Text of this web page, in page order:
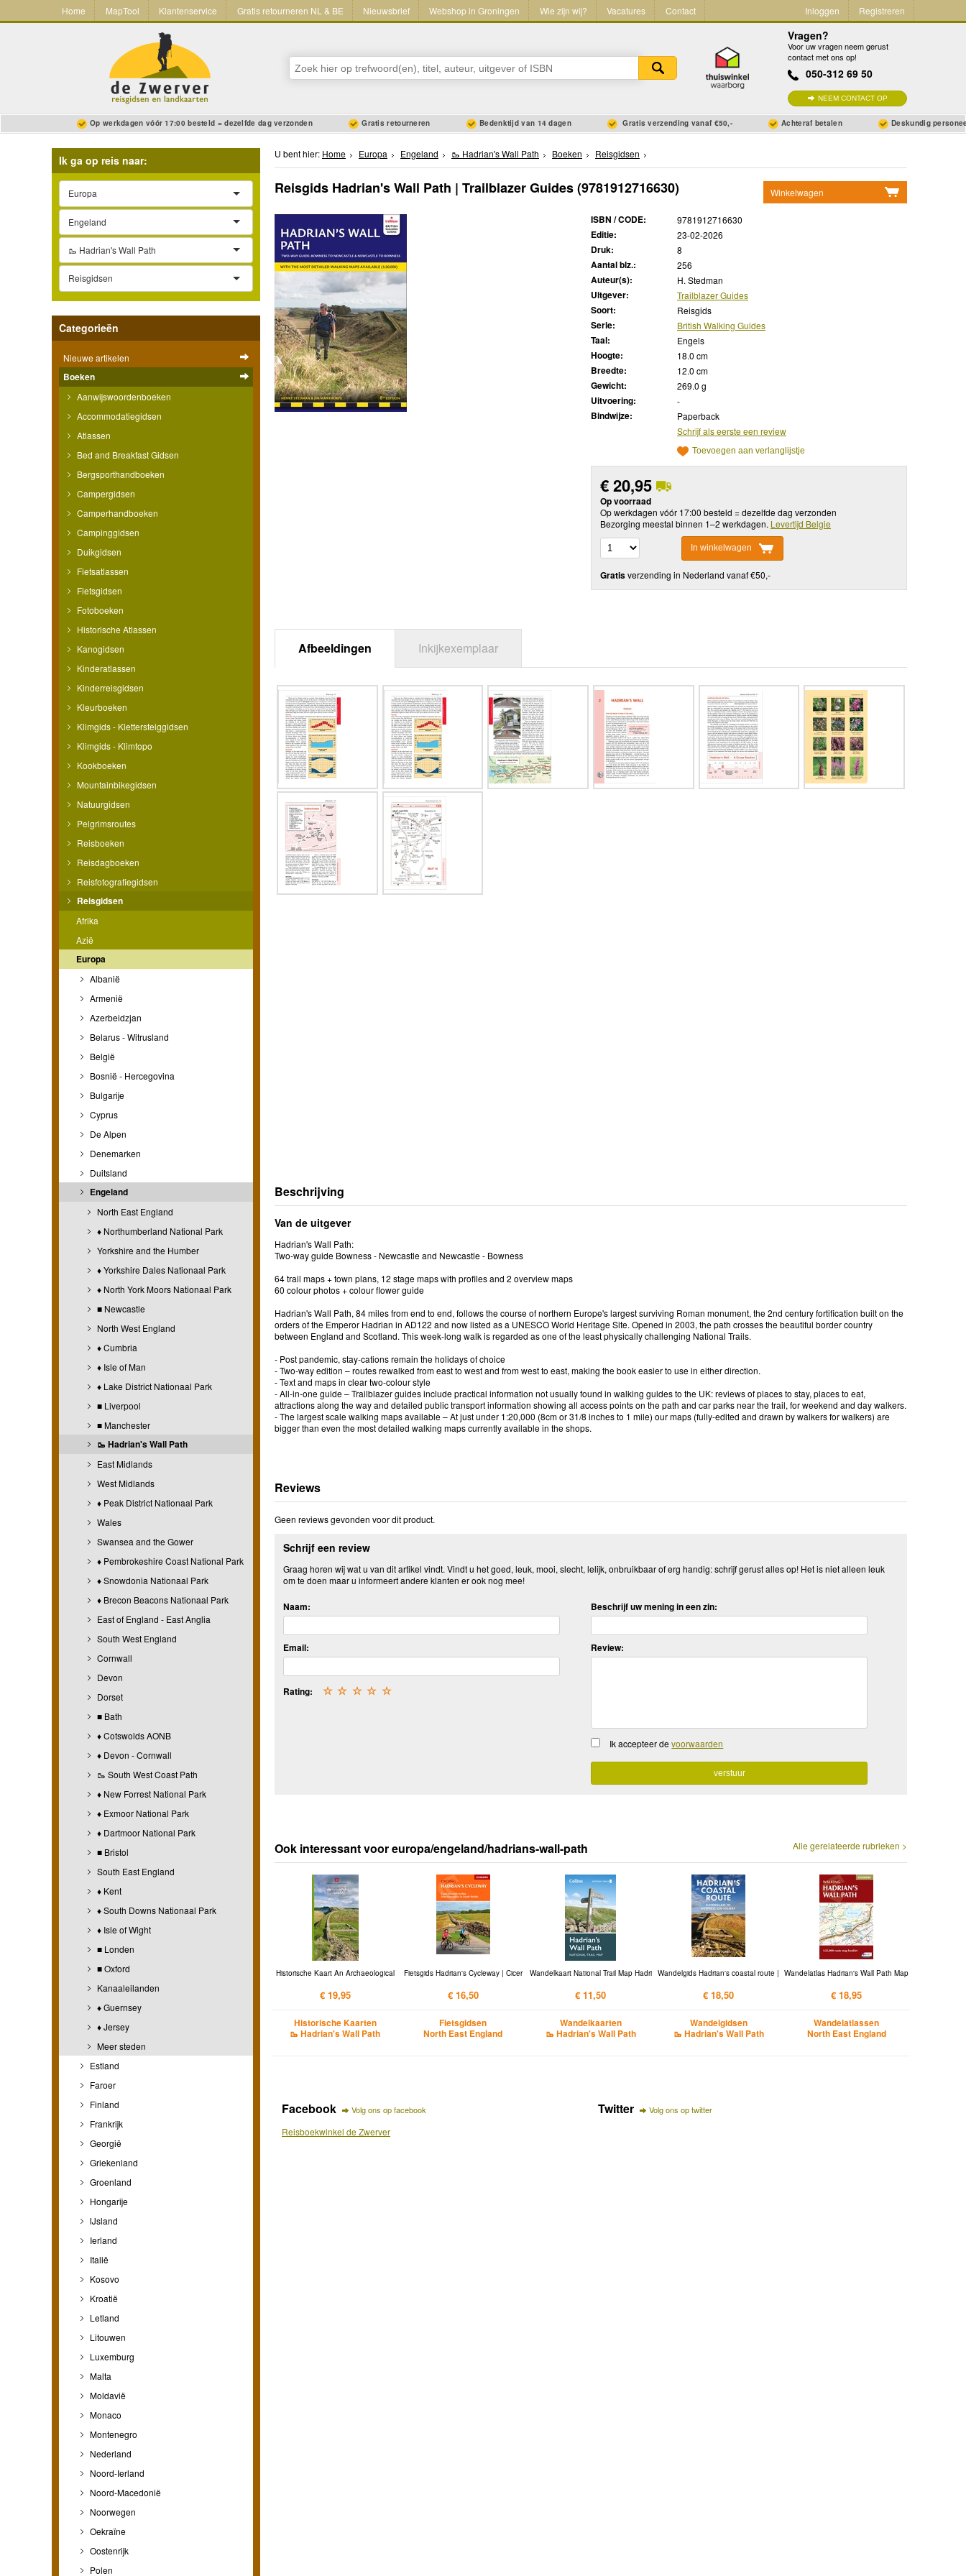
Home MapTool Klantenservice Gratis retourneren NL & BE Nieuwsbrief Webshop in Groningen Wie zijn wij? Vacatures Contact Inloggen Registreren
Vragen?
Voor uw vragen neem gerust
contact met ons op!
050-312 69 50
NEEM CONTACT OP
Op werkdagen vóór 17:00 besteld = dezelfde dag verzonden Gratis retourneren Bedenktijd van 14 dagen Gratis verzending vanaf €50,- Achteraf betalen Deskundig
Ik ga op reis naar:
Europa
Engeland
🥾 Hadrian's Wall Path
Reisgidsen
Categorieën
Nieuwe artikelen
Boeken
Aanwijswoordenboeken
Accommodatiegidsen
Atlassen
Bed and Breakfast Gidsen
Bergsporthandboeken
Campergidsen
Camperhandboeken
Campinggidsen
Duikgidsen
Fietsatlassen
Fietsgidsen
Fotoboeken
Historische Atlassen
Kanogidsen
Kinderatlassen
Kinderreisgidsen
Kleurboeken
Klimgids - Klettersteiggidsen
Klimgids - Klimtopo
Kookboeken
Mountainbikegidsen
Natuurgidsen
Pelgrimsroutes
Reisboeken
Reisdagboeken
Reisfotografiegidsen
Reisgidsen
Afrika
Azië
Europa
Albanië
Armenië
Azerbeidzjan
Belarus - Witrusland
België
Bosnië - Hercegovina
Bulgarije
Cyprus
De Alpen
Denemarken
Duitsland
Engeland
North East England
♦ Northumberland National Park
Yorkshire and the Humber
♦ Yorkshire Dales Nationaal Park
♦ North York Moors Nationaal Park
■ Newcastle
North West England
♦ Cumbria
♦ Isle of Man
♦ Lake District Nationaal Park
■ Liverpool
■ Manchester
🥾 Hadrian's Wall Path
East Midlands
West Midlands
♦ Peak District Nationaal Park
Wales
Swansea and the Gower
♦ Pembrokeshire Coast National Park
♦ Snowdonia Nationaal Park
♦ Brecon Beacons Nationaal Park
East of England - East Anglia
South West England
Cornwall
Devon
Dorset
■ Bath
♦ Cotswolds AONB
♦ Devon - Cornwall
🥾 South West Coast Path
♦ New Forrest National Park
♦ Exmoor National Park
♦ Dartmoor National Park
■ Bristol
South East England
♦ Kent
♦ South Downs Nationaal Park
♦ Isle of Wight
■ Londen
■ Oxford
Kanaaleilanden
♦ Guernsey
♦ Jersey
Meer steden
Estland
Faroer
Finland
Frankrijk
Georgië
Griekenland
Groenland
Hongarije
IJsland
Ierland
Italië
Kosovo
Kroatië
Letland
Litouwen
Luxemburg
Malta
Moldavië
Monaco
Montenegro
Nederland
Noord-Ierland
Noord-Macedonië
Noorwegen
Oekraïne
Oostenrijk
Polen
U bent hier: Home Europa Engeland 🥾 Hadrian's Wall Path Boeken Reisgidsen
Winkelwagen
Reisgids Hadrian's Wall Path | Trailblazer Guides(9781912716630)
ISBN / CODE: 9781912716630
Editie: 23-02-2026
Druk: 8
Aantal blz.: 256
Auteur(s): H. Stedman
Uitgever: Trailblazer Guides
Soort: Reisgids
Serie: British Walking Guides
Taal: Engels
Hoogte: 18.0 cm
Breedte: 12.0 cm
Gewicht: 269.0 g
Uitvoering: -
Bindwijze:
Paperback
Schrijf als eerste een review
Toevoegen aan verlanglijstje
€20,95
Op voorraad
Op werkdagen vóór 17:00 besteld = dezelfde dag verzonden
Bezorging meestal binnen 1–2 werkdagen. Levertijd Belgie
In winkelwagen
Gratisverzending in Nederland vanaf €50,-
Afbeeldingen Inkijkexemplaar
Beschrijving
Van de uitgever
Hadrian's Wall Path:
Two-way guide Bowness - Newcastle and Newcastle - Bowness
64 trail maps + town plans, 12 stage maps with profiles and 2 overview maps
60 colour photos + colour flower guide
Hadrian's Wall Path, 84 miles from end to end, follows the course of northern Europe's largest surviving Roman monument, the 2nd century fortification built on the
orders of the Emperor Hadrian in AD122 and now listed as a UNESCO World Heritage Site. Opened in 2003, the path crosses the beautiful border country
between England and Scotland. This week-long walk is regarded as one of the least physically challenging National Trails.
- Post pandemic, stay-cations remain the holidays of choice
- Two-way edition – routes rewalked from east to west and from west to east, making the book easier to use in either direction.
- Text and maps in clear two-colour style
- All-in-one guide – Trailblazer guides include practical information not usually found in walking guides to the UK: reviews of places to stay, places to eat,
attractions along the way and detailed public transport information showing all access points on the path and car parks near the trail, for weekend and day walkers.
- The largest scale walking maps available – At just under 1:20,000 (8cm or 31/8 inches to 1 mile) our maps (fully-edited and drawn by walkers for walkers) are
bigger than even the most detailed walking maps currently available in the shops.
Reviews
Geen reviews gevonden voor dit product.
Schrijf een review
Graag horen wij wat u van dit artikel vindt. Vindt u het goed, leuk, mooi, slecht, lelijk, onbruikbaar of erg handig: schrijf gerust alles op! Het is niet alleen leuk
om te doen maar u informeert andere klanten er ook nog mee!
Naam:
Email:
Rating: ☆
☆
☆
☆
☆
Beschrijf uw mening in een zin:
Review:
Ik accepteer devoorwaarden
Alle gerelateerde rubrieken >
Ook interessant voor europa/engeland/hadrians-wall-path
Historische Kaart An Archaeological
€ 19,95
Historische Kaarten
🥾 Hadrian's Wall Path
Fietsgids Hadrian's Cycleway | Cicer
€ 16,50
Fietsgidsen
North East England
Wandelkaart National Trail Map Hadri
€ 11,50
Wandelkaarten
🥾 Hadrian's Wall Path
Wandelgids Hadrian's coastal route |
€ 18,50
Wandelgidsen
🥾 Hadrian's Wall Path
Wandelatlas Hadrian's Wall Path Map
€ 18,95
Wandelatlassen
North East England
Facebook Volg ons op facebook
Reisboekwinkel de Zwerver
Twitter Volg ons op twitter